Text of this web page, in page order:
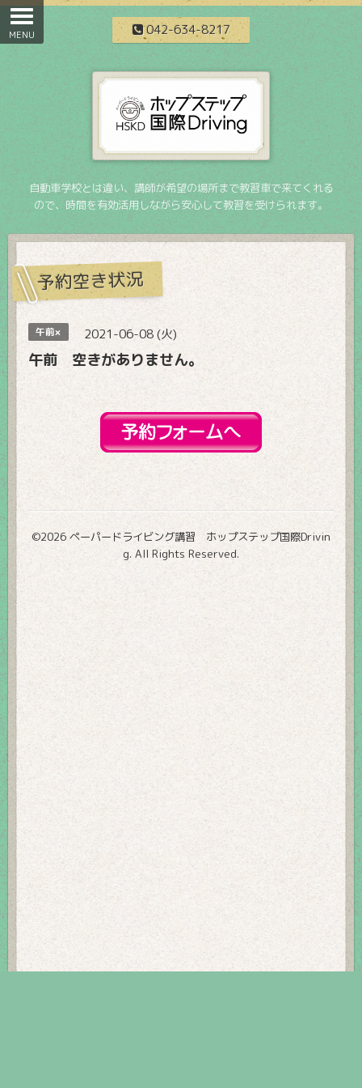
042-634-8217
自動車学校とは違い、講師が希望の場所まで教習車で来てくれる
ので、時間を有効活用しながら安心して教習を受けられます。
予約空き状況
午前× 2021-06-08 (火)
午前 空きがありません。
©2026 ペーパードライビング講習 ホップステップ国際Drivin
g. All Rights Reserved.